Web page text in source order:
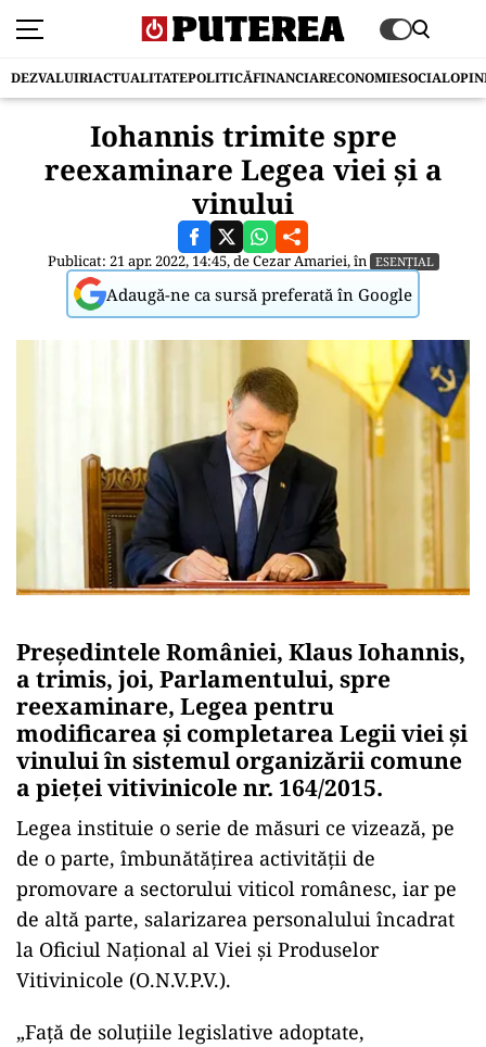
DEZVALUIRIACTUALITATEPOLITICĂFINANCIARECONOMIESOCIAL
Iohannis trimite spre
reexaminare Legea viei și a
vinului
Publicat: 21 apr. 2022, 14:45, deCezar Amariei, în ESENȚIAL
Adaugă-ne ca sursă preferată în Google
Preşedintele României, Klaus Iohannis,
a trimis, joi, Parlamentului, spre
reexaminare, Legea pentru
modificarea şi completarea Legii viei şi
vinului în sistemul organizării comune
a pieţei vitivinicole nr. 164/2015.
Legea instituie o serie de măsuri ce vizează, pe
de o parte, îmbunătăţirea activităţii de
promovare a sectorului viticol românesc, iar pe
de altă parte, salarizarea personalului încadrat
la Oficiul Naţional al Viei şi Produselor
Vitivinicole (O.N.V.P.V.).
„Faţă de soluţiile legislative adoptate,